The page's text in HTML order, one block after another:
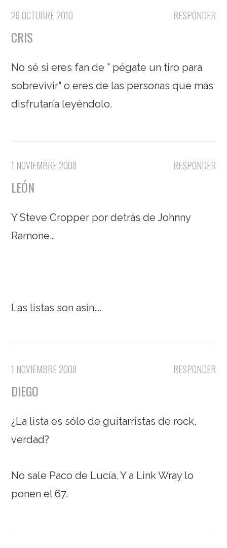
RESPONDER
29 OCTUBRE 2010
CRIS
No sé si eres fan de " pégate un tiro para
sobrevivir" o eres de las personas que más
disfrutaría leyéndolo.
RESPONDER
1 NOVIEMBRE 2008
LEÓN
Y Steve Cropper por detrás de Johnny
Ramone…
Las listas son asín….
RESPONDER
1 NOVIEMBRE 2008
DIEGO
¿La lista es sólo de guitarristas de rock,
verdad?
No sale Paco de Lucía. Y a Link Wray lo
ponen el 67.